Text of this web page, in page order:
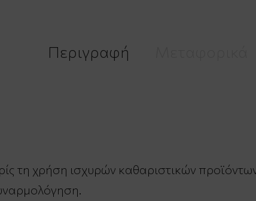
Περιγραφή
τη χρήση ισχυρών καθαριστικών